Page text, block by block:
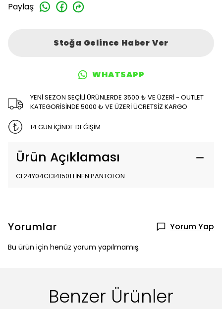
Paylaş:
Stoğa Gelince Haber Ver
WHATSAPP
YENİ SEZON SEÇİLİ ÜRÜNLERDE 3500 ₺ VE ÜZERİ - OUTLET
KATEGORİSİNDE 5000 ₺ VE ÜZERİ ÜCRETSİZ KARGO
14 GÜN İÇİNDE DEĞİŞİM
Ürün Açıklaması
CL24Y04CL341501 LİNEN PANTOLON
Yorumlar Yorum Yap
Bu ürün için henüz yorum yapılmamış.
Benzer Ürünler